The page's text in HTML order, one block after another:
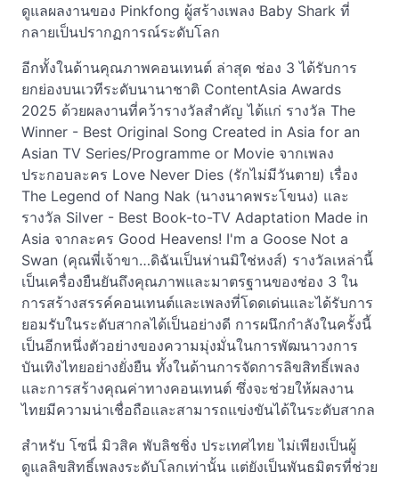
ดูแลผลงานของ Pinkfong ผู้สร้างเพลง Baby Shark ที่
กลายเป็นปรากฏการณ์ระดับโลก
อีกทั้งในด้านคุณภาพคอนเทนต์ ล่าสุด ช่อง 3 ได้รับการ
ยกย่องบนเวทีระดับนานาชาติ ContentAsia Awards
2025 ด้วยผลงานที่คว้ารางวัลสำคัญ ได้แก่ รางวัล The
Winner - Best Original Song Created in Asia for an
Asian TV Series/Programme or Movie จากเพลง
ประกอบละคร Love Never Dies (รักไม่มีวันตาย) เรื่อง
The Legend of Nang Nak (นางนาคพระโขนง) และ
รางวัล Silver - Best Book-to-TV Adaptation Made in
Asia จากละคร Good Heavens! I'm a Goose Not a
Swan (คุณพี่เจ้าขา…ดิฉันเป็นห่านมิใช่หงส์) รางวัลเหล่านี้
เป็นเครื่องยืนยันถึงคุณภาพและมาตรฐานของช่อง 3 ใน
การสร้างสรรค์คอนเทนต์และเพลงที่โดดเด่นและได้รับการ
ยอมรับในระดับสากลได้เป็นอย่างดี การผนึกกำลังในครั้งนี้
เป็นอีกหนึ่งตัวอย่างของความมุ่งมั่นในการพัฒนาวงการ
บันเทิงไทยอย่างยั่งยืน ทั้งในด้านการจัดการลิขสิทธิ์เพลง
และการสร้างคุณค่าทางคอนเทนต์ ซึ่งจะช่วยให้ผลงาน
ไทยมีความน่าเชื่อถือและสามารถแข่งขันได้ในระดับสากล
สำหรับ โซนี่ มิวสิค พับลิชชิ่ง ประเทศไทย ไม่เพียงเป็นผู้
ดูแลลิขสิทธิ์เพลงระดับโลกเท่านั้น แต่ยังเป็นพันธมิตรที่ช่วย